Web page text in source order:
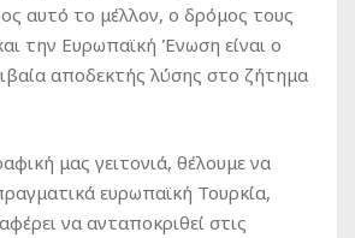
αυτό το μέλλον, ο δρόμος τους
την Ευρωπαϊκή Ένωση είναι ο
αποδεκτής λύσης στο ζήτημα
μας γειτονιά, θέλουμε να
ευρωπαϊκή Τουρκία,
να ανταποκριθεί στις